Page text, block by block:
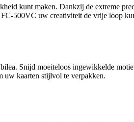
kunt maken. Dankzij de extreme
500VC uw creativiteit de vrije loop
Snijd moeiteloos ingewikkelde
uw kaarten stijlvol te verpakken.